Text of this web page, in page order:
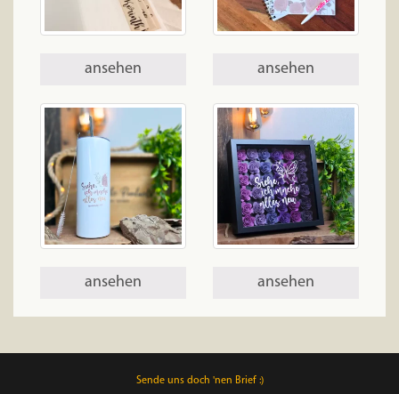
ansehen ansehen
ansehen ansehen
Sende uns doch 'nen Brief :)